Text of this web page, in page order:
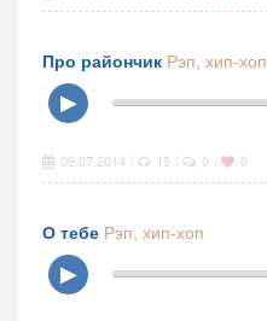
Про райончик Рэп, хип-хоп
▶
09.07.2014 15 0 0
О тебе Рэп, хип-хоп
▶